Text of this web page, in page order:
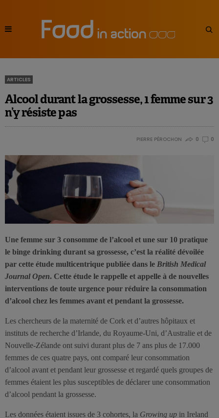
ARTICLES
Alcool durant la grossesse, 1 femme sur 3
n’y résiste pas
PIERRE PÉROCHON 0 0
Une femme sur 3 consomme de l’alcool et une sur 10 pratique
le binge drinking durant sa grossesse, c’est la réalité dévoilée
par cette étude multicentrique publiée dans le British Medical
Journal Open. Cette étude le rappelle et appelle à de nouvelles
interventions de toute urgence pour réduire la consommation
d’alcool chez les femmes avant et pendant la grossesse.
Les chercheurs de la maternité de Cork et d’autres hôpitaux et
instituts de recherche d’Irlande, du Royaume-Uni, d’Australie et de
Nouvelle-Zélande ont suivi durant plus de 7 ans plus de 17.000
femmes de ces quatre pays, ont comparé leur consommation
d’alcool avant et pendant leur grossesse et regardé quels groupes de
femmes étaient les plus susceptibles de déclarer une consommation
d’alcool pendant la grossesse.
Les données étaient issues de 3 cohortes, la Growing up in Ireland